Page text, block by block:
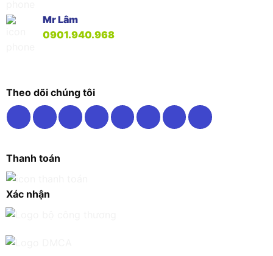
Mr Lâm
0901.940.968
Theo dõi chúng tôi
Thanh toán
Xác nhận